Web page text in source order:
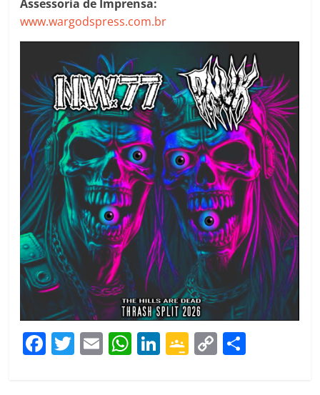
Assessoria de Imprensa:
www.wargodspress.com.br
F
a
T
w
E
m
W
h
Li
n
G
o
C
o